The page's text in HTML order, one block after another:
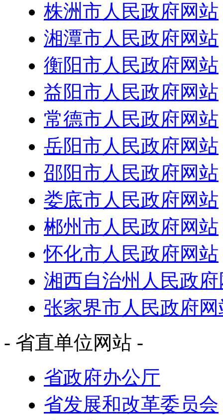
株洲市人民政府网站
湘潭市人民政府网站
衡阳市人民政府网站
益阳市人民政府网站
常德市人民政府网站
岳阳市人民政府网站
邵阳市人民政府网站
娄底市人民政府网站
郴州市人民政府网站
怀化市人民政府网站
湘西自治州人民政
张家界市人民政府网
- 省直单位网站 -
省政府办公厅
省发展和改革委员会